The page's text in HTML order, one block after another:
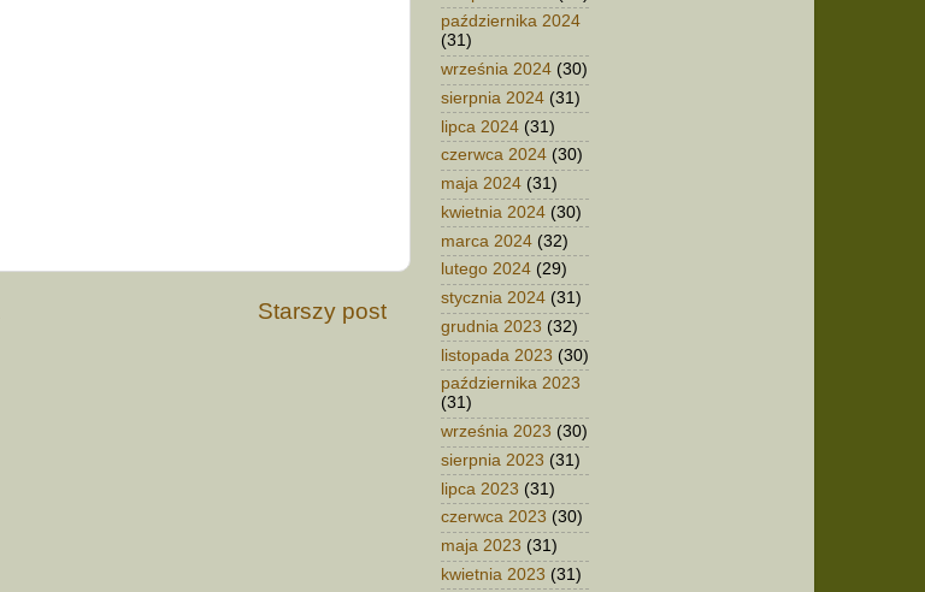
Starszy post
października 2024
(31)
września 2024 (30)
sierpnia 2024 (31)
lipca 2024 (31)
czerwca 2024 (30)
maja 2024 (31)
kwietnia 2024 (30)
marca 2024 (32)
lutego 2024 (29)
stycznia 2024 (31)
grudnia 2023 (32)
listopada 2023 (30)
października 2023
(31)
września 2023 (30)
sierpnia 2023 (31)
lipca 2023 (31)
czerwca 2023 (30)
maja 2023 (31)
kwietnia 2023 (31)